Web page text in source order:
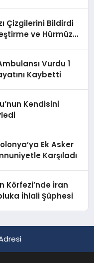
Çizgilerini Bildirdi
ve Hürmüz
Vurdu 1
Kaybetti
Kendisini
Ek Asker
Karşıladı
Körfezi’nde İran
İhlali Şüphesi